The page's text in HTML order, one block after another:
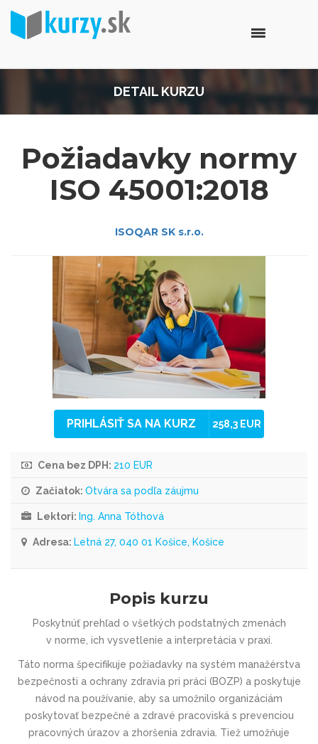
DETAIL KURZU
Požiadavky normy
ISO 45001:2018
ISOQAR SK s.r.o.
PRIHLÁSIŤ SA NA KURZ 258,3 EUR
Cena bez DPH: 210 EUR
Začiatok: Otvára sa podľa záujmu
Lektori: Ing. Anna Tóthová
Adresa: Letná 27, 040 01 Košice, Košice
Popis kurzu
Poskytnúť prehľad o všetkých podstatných zmenách
v norme, ich vysvetlenie a interpretácia v praxi.
Táto norma špecifikuje požiadavky na systém manažérstva
bezpečnosti a ochrany zdravia pri práci (BOZP) a poskytuje
návod na používanie, aby sa umožnilo organizáciám
poskytovať bezpečné a zdravé pracoviská s prevenciou
pracovných úrazov a zhoršenia zdravia. Tiež umožňuje